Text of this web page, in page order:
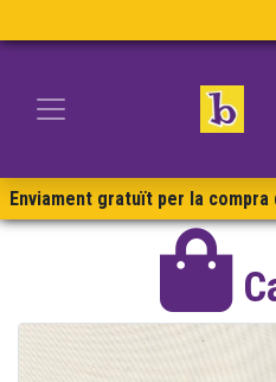
Enviament gratuït per la